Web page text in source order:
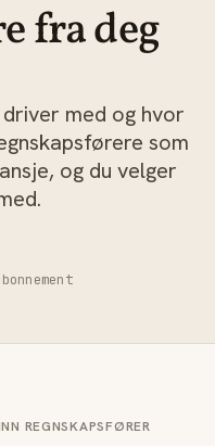
fra deg
med og hvor
som
og du velger
REGNSKAPSFØRER